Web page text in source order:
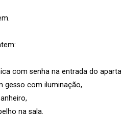
com senha na entrada do
gesso com iluminação,
na sala.